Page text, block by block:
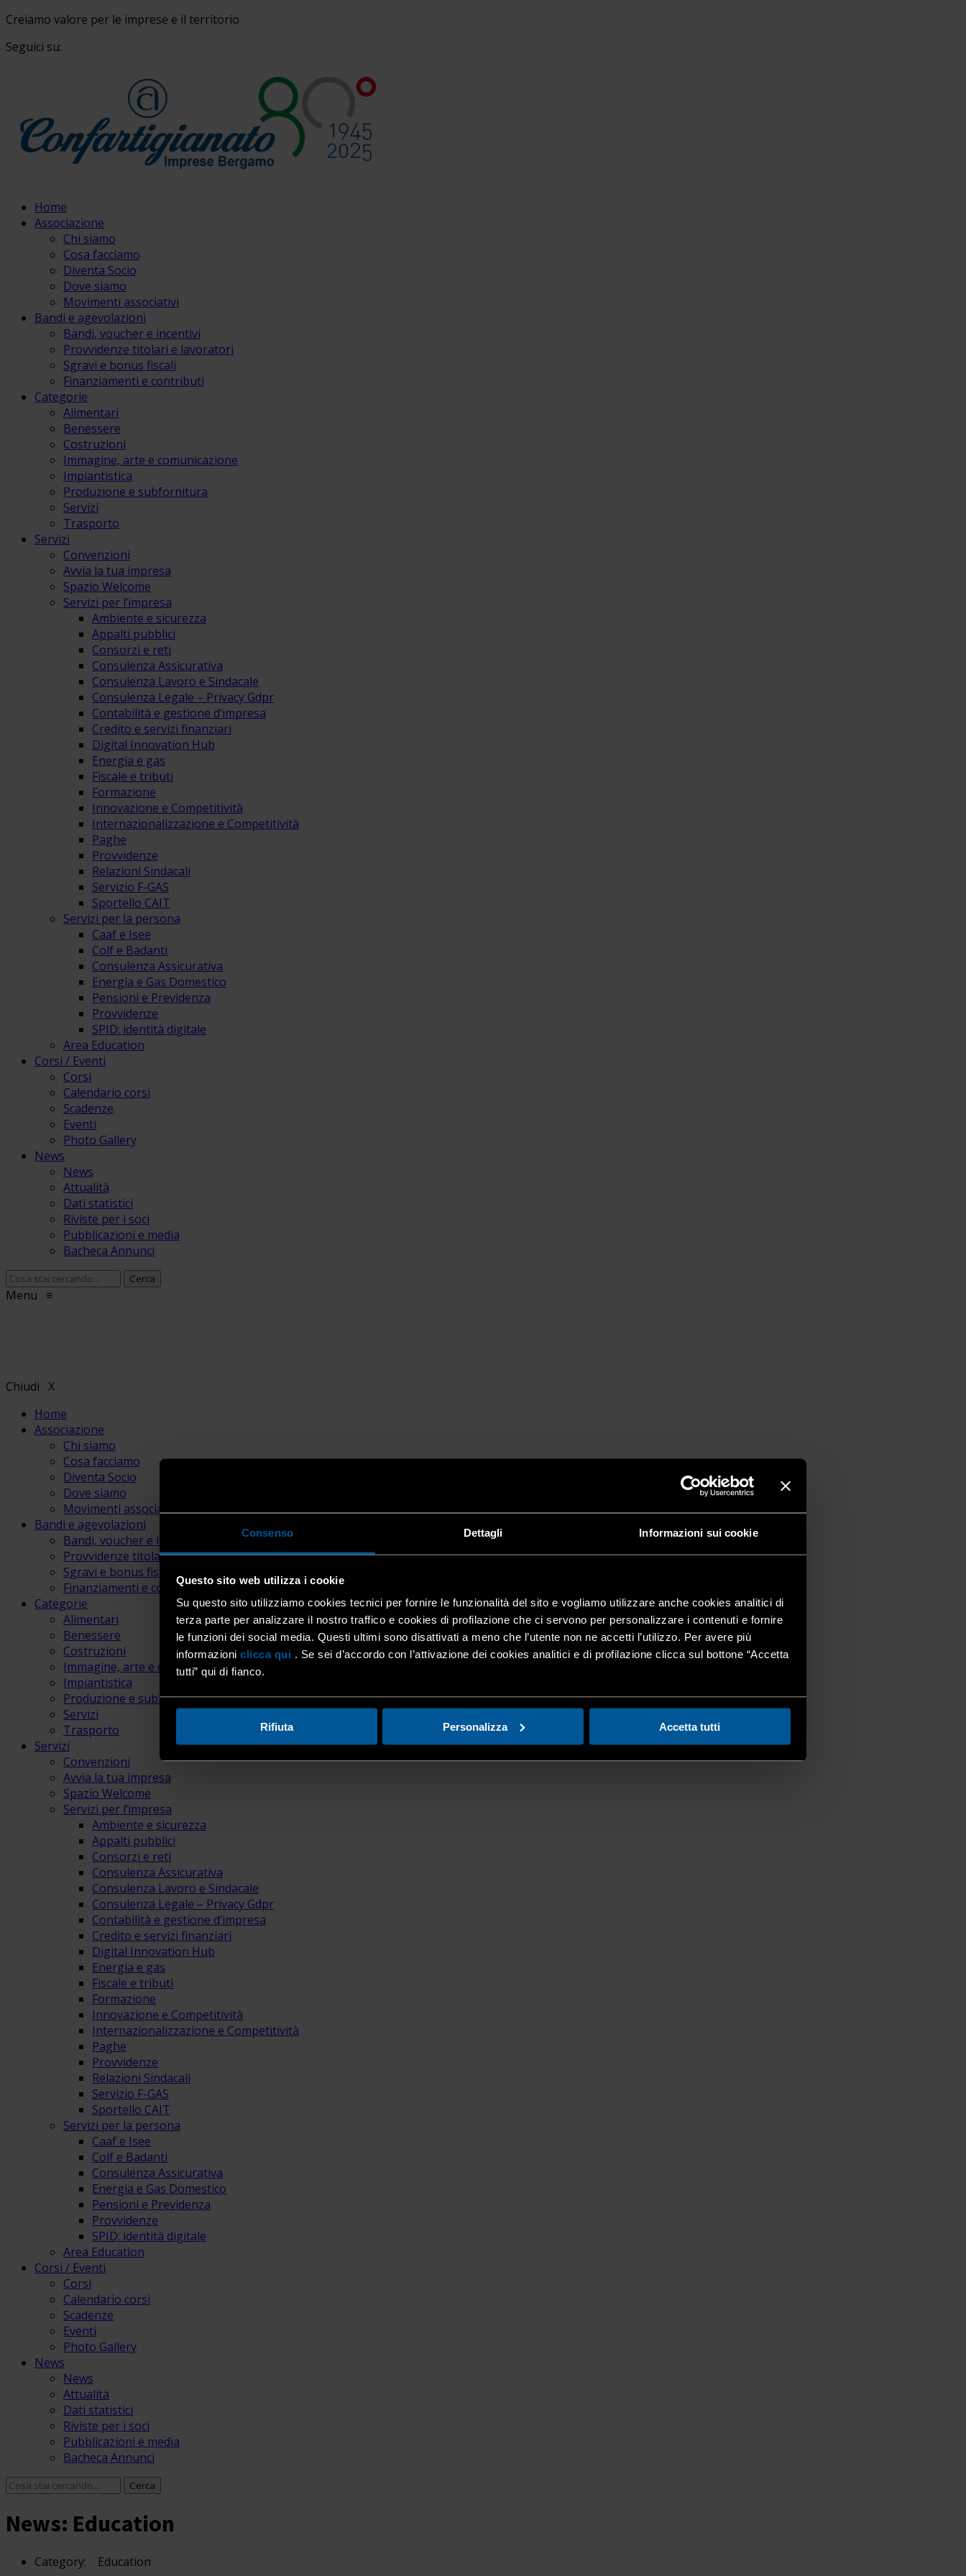
Consenso Dettagli Informazioni sui cookie
Questo sito web utilizza i cookie
Su questo sito utilizziamo cookies tecnici per fornire le funzionalità del sito e vogliamo utilizzare anche cookies analitici di
terza parte per analizzare il nostro traffico e cookies di profilazione che ci servono per personalizzare i contenuti e fornire
le funzioni dei social media. Questi ultimi sono disattivati a meno che l’utente non ne accetti l’utilizzo. Per avere più
informazioni clicca qui . Se sei d’accordo con l’attivazione dei cookies analitici e di profilazione clicca sul bottone “Accetta
tutti” qui di fianco.
Rifiuta Personalizza Accetta tutti
Creiamo valore per le imprese e il territorio
Seguici su:
Home
Associazione
Chi siamo
Cosa facciamo
Diventa Socio
Dove siamo
Movimenti associativi
Bandi e agevolazioni
Bandi, voucher e incentivi
Provvidenze titolari e lavoratori
Sgravi e bonus fiscali
Finanziamenti e contributi
Categorie
Alimentari
Benessere
Costruzioni
Immagine, arte e comunicazione
Impiantistica
Produzione e subfornitura
Servizi
Trasporto
Servizi
Convenzioni
Avvia la tua impresa
Spazio Welcome
Servizi per l’impresa
Ambiente e sicurezza
Appalti pubblici
Consorzi e reti
Consulenza Assicurativa
Consulenza Lavoro e Sindacale
Consulenza Legale – Privacy Gdpr
Contabilità e gestione d’impresa
Credito e servizi finanziari
Digital Innovation Hub
Energia e gas
Fiscale e tributi
Formazione
Innovazione e Competitività
Internazionalizzazione e Competitività
Paghe
Provvidenze
Relazioni Sindacali
Servizio F-GAS
Sportello CAIT
Servizi per la persona
Caaf e Isee
Colf e Badanti
Consulenza Assicurativa
Energia e Gas Domestico
Pensioni e Previdenza
Provvidenze
SPID: identità digitale
Area Education
Corsi / Eventi
Corsi
Calendario corsi
Scadenze
Eventi
Photo Gallery
News
News
Attualità
Dati statistici
Riviste per i soci
Pubblicazioni e media
Bacheca Annunci
Menu ≡
Chiudi X
Home
Associazione
Chi siamo
Cosa facciamo
Diventa Socio
Dove siamo
Movimenti associativi
Bandi e agevolazioni
Bandi, voucher e incentivi
Provvidenze titolari e lavoratori
Sgravi e bonus fiscali
Finanziamenti e contributi
Categorie
Alimentari
Benessere
Costruzioni
Immagine, arte e comunicazione
Impiantistica
Produzione e subfornitura
Servizi
Trasporto
Servizi
Convenzioni
Avvia la tua impresa
Spazio Welcome
Servizi per l’impresa
Ambiente e sicurezza
Appalti pubblici
Consorzi e reti
Consulenza Assicurativa
Consulenza Lavoro e Sindacale
Consulenza Legale – Privacy Gdpr
Contabilità e gestione d’impresa
Credito e servizi finanziari
Digital Innovation Hub
Energia e gas
Fiscale e tributi
Formazione
Innovazione e Competitività
Internazionalizzazione e Competitività
Paghe
Provvidenze
Relazioni Sindacali
Servizio F-GAS
Sportello CAIT
Servizi per la persona
Caaf e Isee
Colf e Badanti
Consulenza Assicurativa
Energia e Gas Domestico
Pensioni e Previdenza
Provvidenze
SPID: identità digitale
Area Education
Corsi / Eventi
Corsi
Calendario corsi
Scadenze
Eventi
Photo Gallery
News
News
Attualità
Dati statistici
Riviste per i soci
Pubblicazioni e media
Bacheca Annunci
News: Education
Category: Education